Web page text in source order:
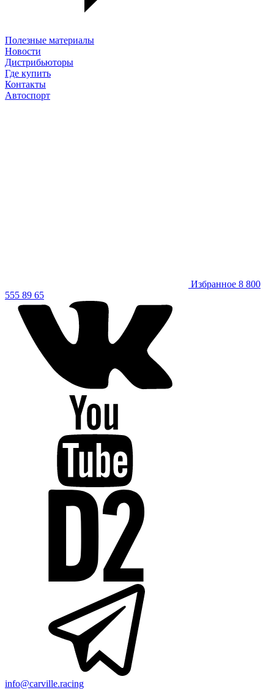
Полезные материалы
Новости
Дистрибьюторы
Где купить
Контакты
Автоспорт
Избранное 8 800
555 89 65
info@carville.racing